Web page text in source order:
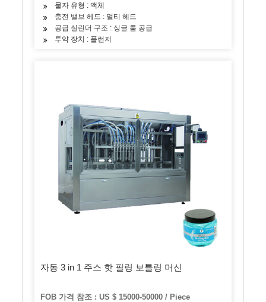
물자 유형 : 액체
충전 밸브 헤드 : 멀티 헤드
공급 실린더 구조 : 싱글 룸 공급
투약 장치 : 플런저
자동 3 in 1 주스 핫 필링 보틀링 머신
FOB 가격 참조 : US $ 15000-50000 / Piece